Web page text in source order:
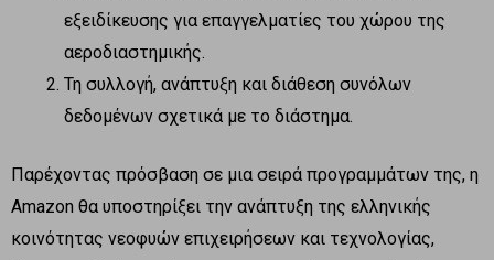
εξειδίκευσης για επαγγελματίες του χώρου της
αεροδιαστημικής.
Τη συλλογή, ανάπτυξη και διάθεση συνόλων
δεδομένων σχετικά με το διάστημα.
Παρέχοντας πρόσβαση σε μια σειρά προγραμμάτων της, η
Amazon θα υποστηρίξει την ανάπτυξη της ελληνικής
κοινότητας νεοφυών επιχειρήσεων και τεχνολογίας,